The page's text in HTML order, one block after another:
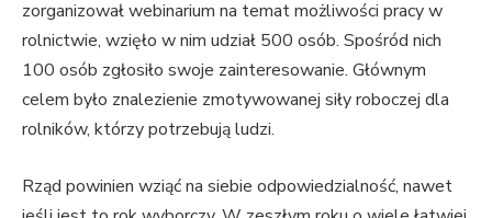
zorganizował webinarium na temat możliwości pracy w
rolnictwie, wzięło w nim udział 500 osób. Spośród nich
100 osób zgłosiło swoje zainteresowanie. Głównym
celem było znalezienie zmotywowanej siły roboczej dla
rolników, którzy potrzebują ludzi.
Rząd powinien wziąć na siebie odpowiedzialność, nawet